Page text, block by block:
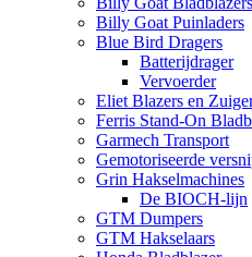
Billy Goat Puinladers
Blue Bird Dragers
Batterijdrager
Vervoerder
Eliet Blazers en
Ferris Stand-On
Garmech Transport
Gemotoriseerde
Grin Hakselmachines
De BIOCH-lijn
GTM Dumpers
GTM Hakselaars